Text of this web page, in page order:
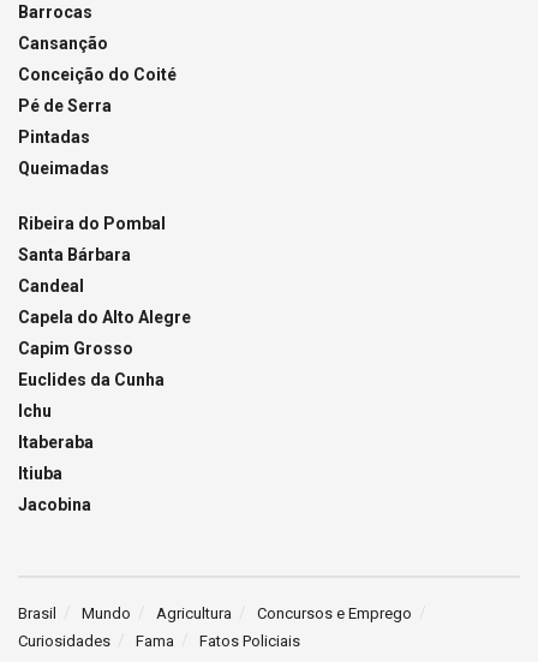
Barrocas
Cansanção
Conceição do Coité
Pé de Serra
Pintadas
Queimadas
Ribeira do Pombal
Santa Bárbara
Candeal
Capela do Alto Alegre
Capim Grosso
Euclides da Cunha
Ichu
Itaberaba
Itiuba
Jacobina
Brasil Mundo Agricultura
Concursos e Emprego
Curiosidades
Fama Fatos Policiais